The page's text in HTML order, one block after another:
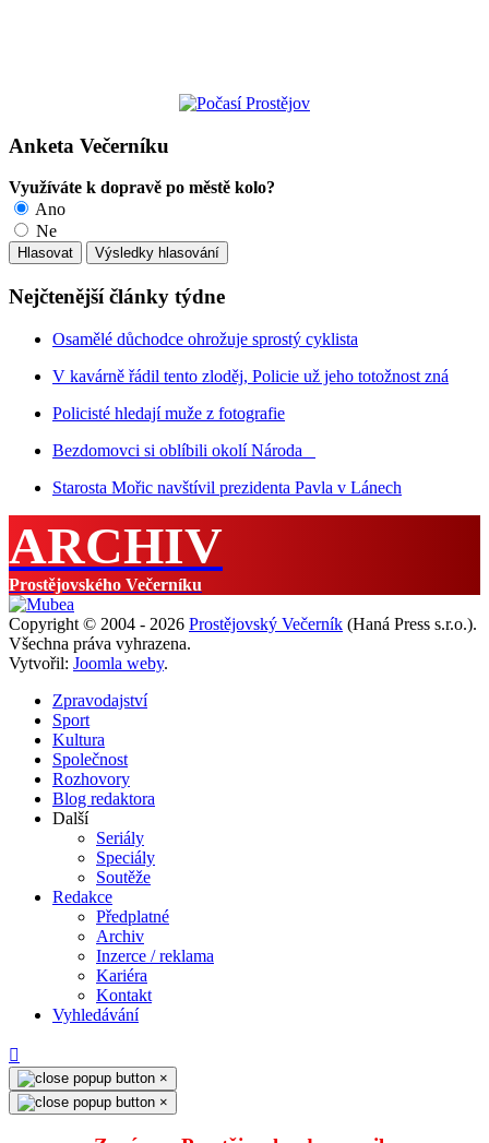
Anketa Večerníku
Využíváte k dopravě po městě kolo?
Ano
Ne
Nejčtenější články týdne
Osamělé důchodce ohrožuje sprostý cyklista
V kavárně řádil tento zloděj, Policie už jeho totožnost zná
Policisté hledají muže z fotografie
Bezdomovci si oblíbili okolí Národa
Starosta Mořic navštívil prezidenta Pavla v Lánech
ARCHIV
Prostějovského Večerníku
Copyright © 2004 - 2026 Prostějovský Večerník (Haná Press s.r.o.).
Všechna práva vyhrazena.
Vytvořil: Joomla weby.
Zpravodajství
Sport
Kultura
Společnost
Rozhovory
Blog redaktora
Další
Seriály
Speciály
Soutěže
Redakce
Předplatné
Archiv
Inzerce / reklama
Kariéra
Kontakt
Vyhledávání
×
×